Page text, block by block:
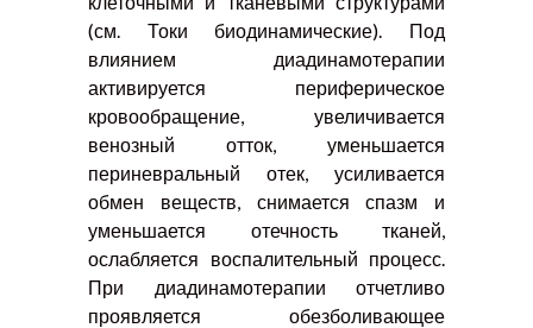
(см. Токи биодинамические). Под
влиянием диадинамотерапии
активируется периферическое
кровообращение, увеличивается
венозный отток, уменьшается
периневральный отек, усиливается
обмен веществ, снимается спазм и
уменьшается отечность тканей,
ослабляется воспалительный процесс.
При диадинамотерапии отчетливо
проявляется обезболивающее